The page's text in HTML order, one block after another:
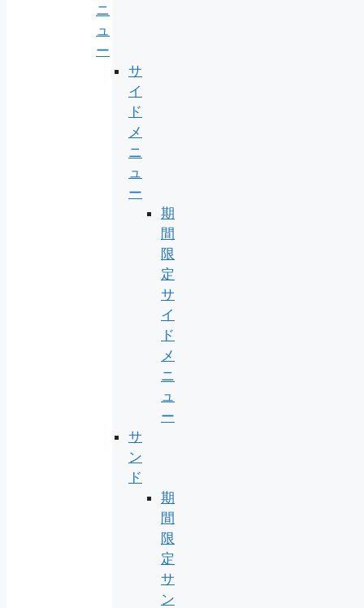
ニ
ュ
ー
サ
イ
ド
メ
ニ
ュ
ー
期
間
限
定
サ
イ
ド
メ
ニ
ュ
ー
サ
ン
ド
期
間
限
定
サ
ン